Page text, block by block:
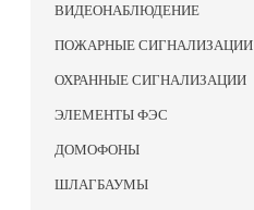
ВИДЕОНАБЛЮДЕНИЕ
ПОЖАРНЫЕ СИГНАЛИЗАЦИИ
ОХРАННЫЕ СИГНАЛИЗАЦИИ
ЭЛЕМЕНТЫ ФЭС
ДОМОФОНЫ
ШЛАГБАУМЫ